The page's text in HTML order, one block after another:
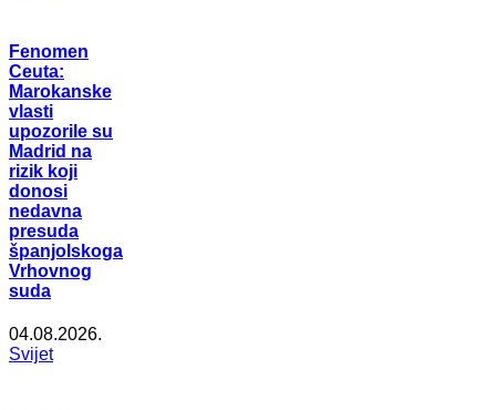
Fenomen
Ceuta:
Marokanske
vlasti
upozorile su
Madrid na
rizik koji
donosi
nedavna
presuda
španjolskoga
Vrhovnog
suda
04.08.2026.
Svijet